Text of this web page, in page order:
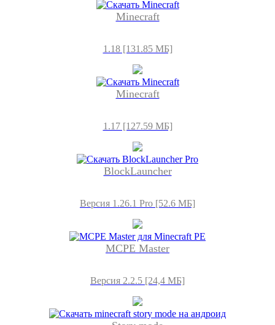
Minecraft
1.18 [131.85 МБ]
Minecraft
1.17 [127.59 МБ]
BlockLauncher
Версия 1.26.1 Pro [52.6 МБ]
MCPE Master
Версия 2.2.5 [24,4 МБ]